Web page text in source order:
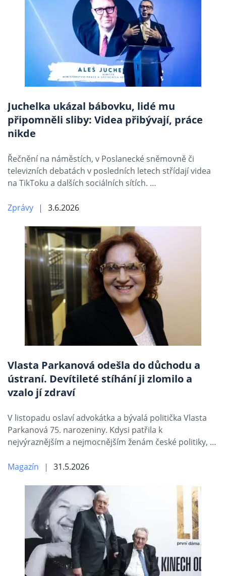
Juchelka ukázal bábovku, lidé mu
připomněli sliby: Videa přibývají, práce
nikde
Řečnění na náměstích, v Poslanecké sněmovně či
televizních debatách v posledních letech střídají videa
na TikToku a dalších sociálních sítích. …
Zprávy 3.6.2026
Vlasta Parkanová odešla do důchodu a
ústraní. Devítileté stíhání ji zlomilo a
vzalo jí zdraví
V listopadu oslaví advokátka a bývalá politička Vlasta
Parkanová 75. narozeniny. Kdysi patřila k
nejvýraznějším a nejmocnějším ženám české politiky, …
Magazín 31.5.2026